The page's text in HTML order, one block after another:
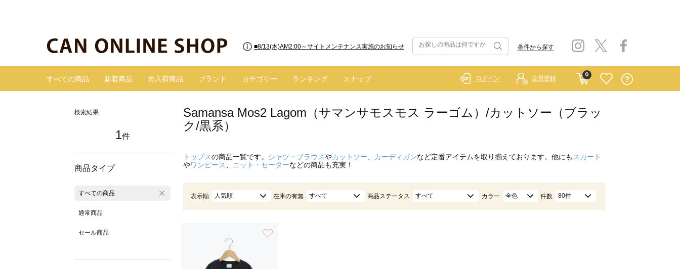
■8/13(木)AM2:00～サイトメンテナンス実施のお知らせ 条件から探す
すべての商品 新着商品 再入荷商品 ブランド カテゴリー ランキング スナップ
0
ログイン 会員登録
検索結果
1件
商品タイプ
すべての商品
通常商品
セール商品
Samansa Mos2 Lagom（サマンサモスモス ラーゴム）/カットソー（ブラッ
ク/黒系）
トップスの商品一覧です。 シャツ・ブラウスやカットソー カーディガンなど定番アイテムを取り揃えております。他にも スカート
やワンピース ニット・セーターなどの商品も充実！
表示順 人気順 在庫の有無 すべて 商品ステータス すべて カラー 全色 件数 80件